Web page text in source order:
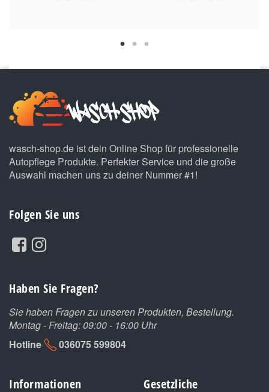
wasch-shop.de ist dein Online Shop für professionelle
Autopflege Produkte. Perfekter Service und die große
Auswahl machen uns zu deiner Nummer #1!
Folgen Sie uns
Haben Sie Fragen?
Sie haben Fragen zu unseren Produkten, Bestellung.
Montag - Freitag: 09:00 - 16:00 Uhr
Hotline
036075 599804
Informationen
Gesetzliche